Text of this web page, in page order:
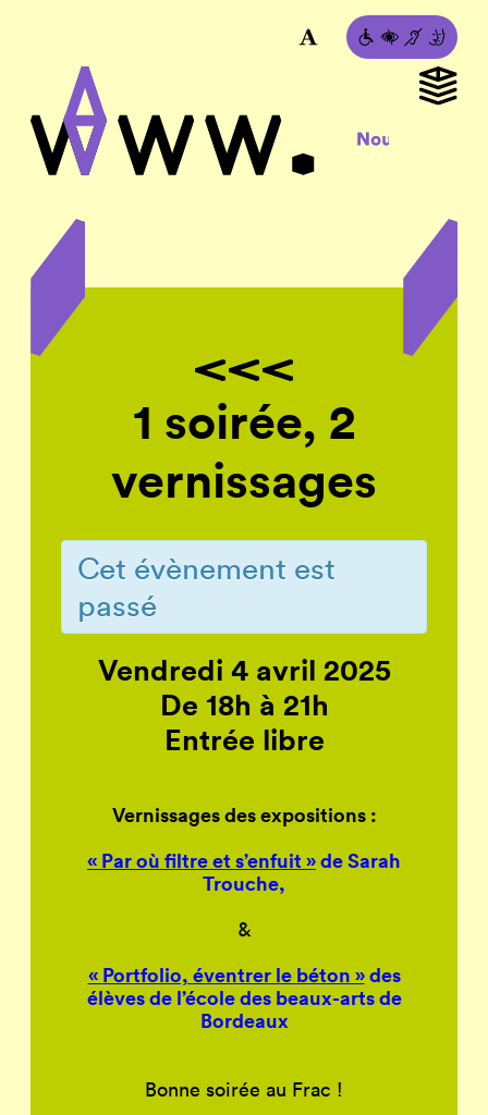
1 soirée, 2
vernissages
Cet évènement est
passé
Vendredi 4 avril 2025
De 18h à 21h
Entrée libre
Vernissages des expositions :
« Par où filtre et s’enfuit »de Sarah
Trouche,
&
« Portfolio, éventrer le béton »des
élèves de l’école des beaux-arts de
Bordeaux
Bonne soirée au Frac !